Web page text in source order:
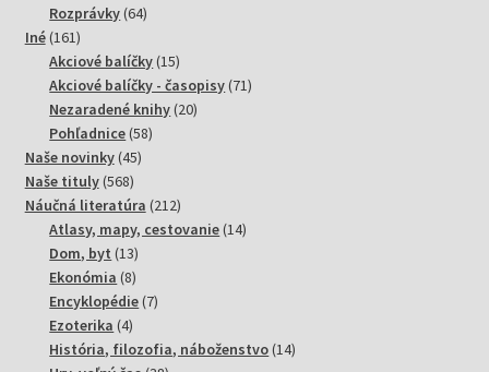
Rozprávky 6464
Iné 161161
produktov
Akciové balíčky 1515
produktov
Akciové balíčky - časopisy 7171
Nezaradené knihy 2020
Pohľadnice 5858
Naše novinky 4545
Naše tituly 568568
produktov
Náučná literatúra 212212
produktov
Atlasy, mapy, cestovanie 1414
Dom, byt 1313
produktov
Ekonómia 88
produktov
Encyklopédie 77
Ezoterika 44
produkty
História, filozofia, náboženstvo 1414